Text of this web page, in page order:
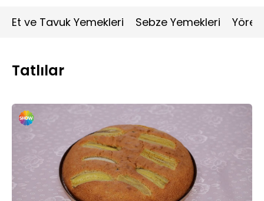
Et ve Tavuk Yemekleri Sebze Yemekleri
Tatlılar